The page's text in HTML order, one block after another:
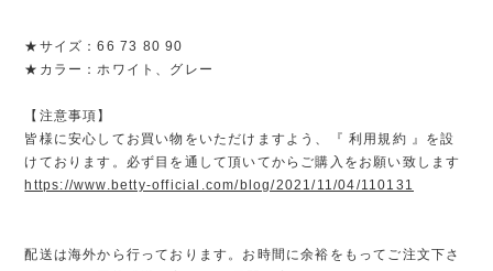
★サイズ：66 73 80 90
★カラー：ホワイト、グレー
【注意事項】
皆様に安心してお買い物をいただけますよう、『 利用規約 』を設
けております。必ず目を通して頂いてからご購入をお願い致します
https://www.betty-official.com/blog/2021/11/04/110131
配送は海外から行っております。お時間に余裕をもってご注文下さ